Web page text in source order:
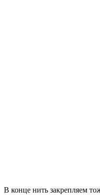
В конце нить закрепляем